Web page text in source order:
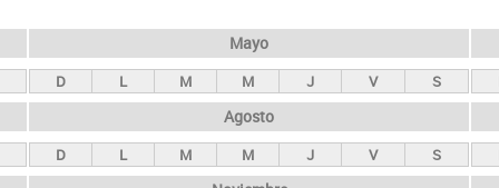
Mayo
D L M M J V S
Agosto
D L M M J V S